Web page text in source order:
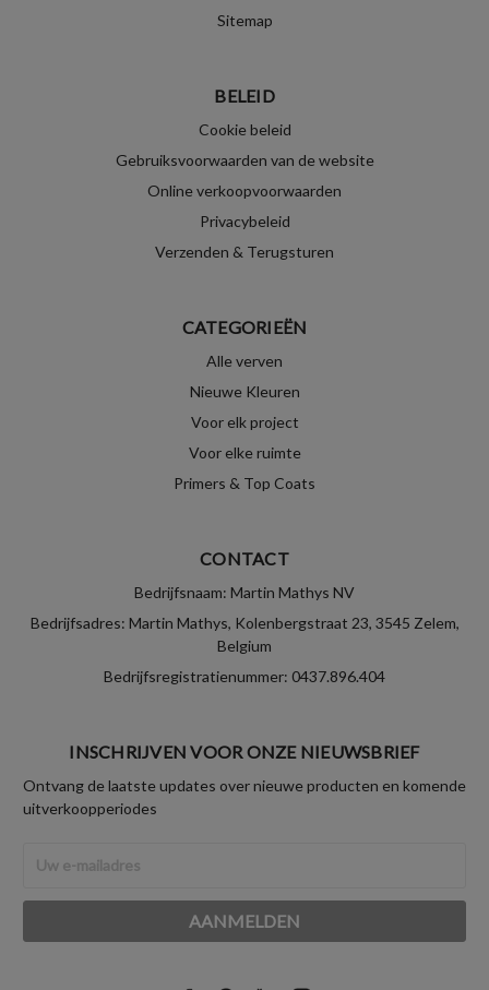
Sitemap
BELEID
Cookie beleid
Gebruiksvoorwaarden van de website
Online verkoopvoorwaarden
Privacybeleid
Verzenden & Terugsturen
CATEGORIEËN
Alle verven
Nieuwe Kleuren
Voor elk project
Voor elke ruimte
Primers & Top Coats
CONTACT
Bedrijfsnaam: Martin Mathys NV
Bedrijfsadres: Martin Mathys, Kolenbergstraat 23, 3545 Zelem,
Belgium
Bedrijfsregistratienummer: 0437.896.404
INSCHRIJVEN VOOR ONZE NIEUWSBRIEF
Ontvang de laatste updates over nieuwe producten en komende
uitverkoopperiodes
mailadres